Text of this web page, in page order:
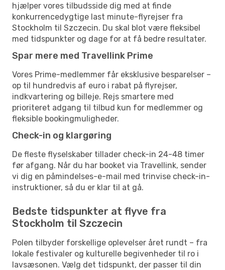
hjælper vores tilbudsside dig med at finde
konkurrencedygtige last minute-flyrejser fra
Stockholm til Szczecin. Du skal blot være fleksibel
med tidspunkter og dage for at få bedre resultater.
Spar mere med Travellink Prime
Vores Prime-medlemmer får eksklusive besparelser –
op til hundredvis af euro i rabat på flyrejser,
indkvartering og billeje. Rejs smartere med
prioriteret adgang til tilbud kun for medlemmer og
fleksible bookingmuligheder.
Check-in og klargøring
De fleste flyselskaber tillader check-in 24-48 timer
før afgang. Når du har booket via Travellink, sender
vi dig en påmindelses-e-mail med trinvise check-in-
instruktioner, så du er klar til at gå.
Bedste tidspunkter at flyve fra
Stockholm til Szczecin
Polen tilbyder forskellige oplevelser året rundt – fra
lokale festivaler og kulturelle begivenheder til ro i
lavsæsonen. Vælg det tidspunkt, der passer til din